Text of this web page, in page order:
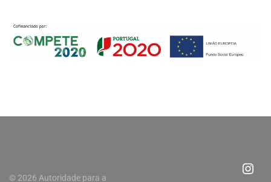
© 2026 Autoridade para a